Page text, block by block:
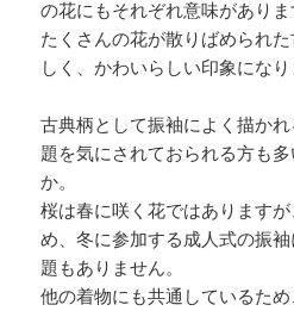
の花にもそれぞれ意味がありま
たくさんの花が散りばめられ
しく、かわいらしい印象になり
古典柄として振袖によく描か
題を気にされておられる方も
か。
桜は春に咲く花ではあります
め、冬に参加する成人式の振
題もありません。
他の着物にも共通しているた